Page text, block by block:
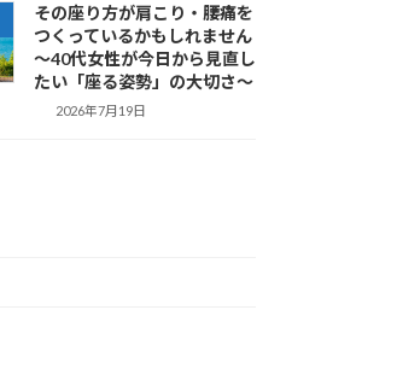
その座り方が肩こり・腰痛を
つくっているかもしれません
～40代女性が今日から見直し
たい「座る姿勢」の大切さ～
2026年7月19日